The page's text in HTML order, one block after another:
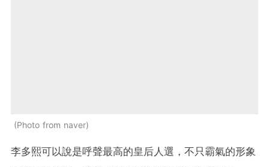
Photo from naver
李多熙可以說是呼聲最高的皇后人選，不只霸氣的形象